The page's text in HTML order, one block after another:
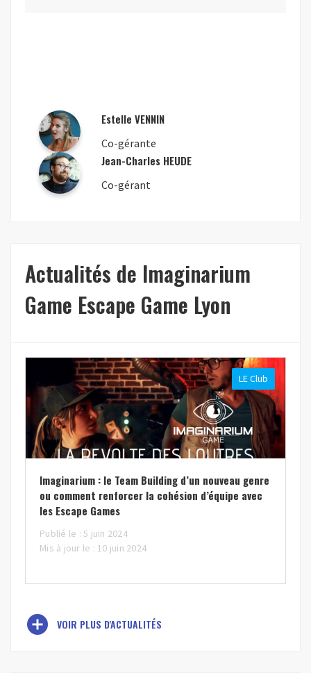
Estelle VENNIN
Co-gérante
Jean-Charles HEUDE
Co-gérant
Actualités de Imaginarium
Game Escape Game Lyon
LE Club
Imaginarium : le Team Building d’un nouveau genre
ou comment renforcer la cohésion d’équipe avec
les Escape Games
Publié le : 5 juin 2024
Mis à jour le : 10 juin 2024
add_circle VOIR PLUS D'ACTUALITÉS